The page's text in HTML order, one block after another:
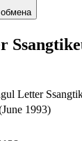
Letter
1993)